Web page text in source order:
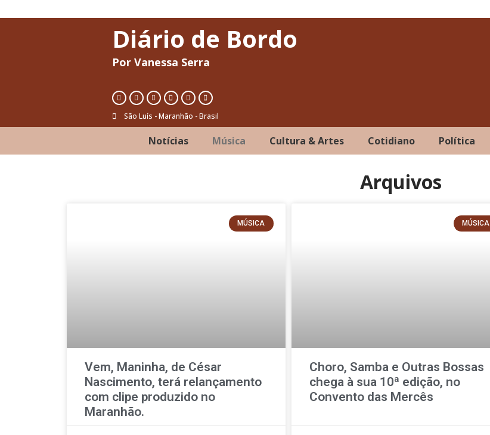
Diário de Bordo
Por Vanessa Serra
São Luís - Maranhão - Brasil
Notícias Música Cultura & Artes Cotidiano Política
Arquivos
MÚSICA
Vem, Maninha, de César
Nascimento, terá relançamento
com clipe produzido no
Maranhão.
MÚSICA
Choro, Samba e Outras Bossas
chega à sua 10ª edição, no
Convento das Mercês